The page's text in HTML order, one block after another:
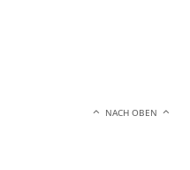
NACH OBEN